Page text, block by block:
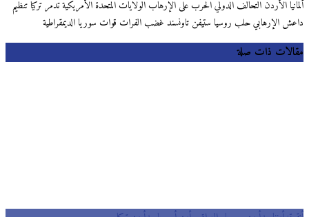
ألمانيا الأردن التحالف الدولي الحرب على الإرهاب الولايات المتحدة الأمريكية تدمر تركيا تنظيم
داعش الإرهابي حلب روسيا ستيفن تاونسند غضب الفرات قوات سوريا الديمقراطية
مقالات ذات صلة